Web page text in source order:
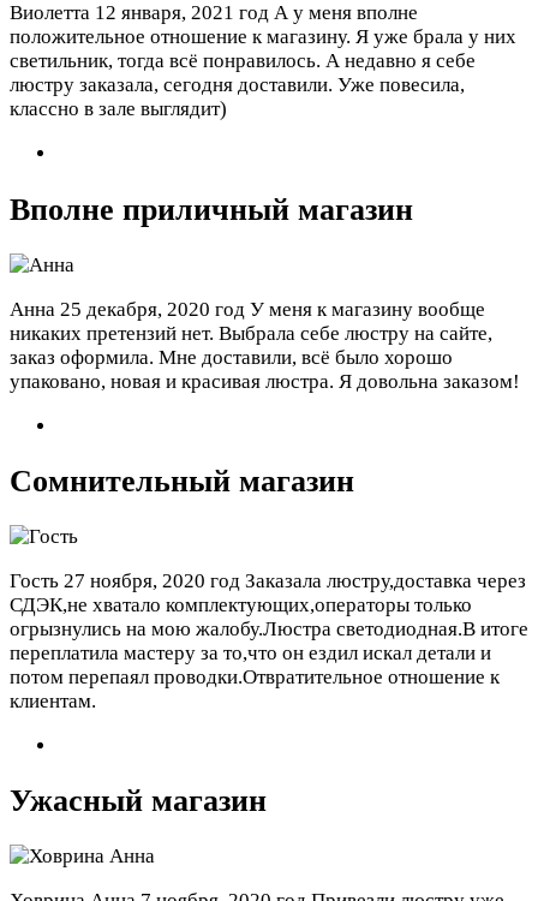
Виолетта 12 января, 2021 год А у меня вполне
положительное отношение к магазину. Я уже брала у них
светильник, тогда всё понравилось. А недавно я себе
люстру заказала, сегодня доставили. Уже повесила,
классно в зале выглядит)
Вполне приличный магазин
Анна 25 декабря, 2020 год У меня к магазину вообще
никаких претензий нет. Выбрала себе люстру на сайте,
заказ оформила. Мне доставили, всё было хорошо
упаковано, новая и красивая люстра. Я довольна заказом!
Сомнительный магазин
Гость 27 ноября, 2020 год Заказала люстру,доставка через
СДЭК,не хватало комплектующих,операторы только
огрызнулись на мою жалобу.Люстра светодиодная.В итоге
переплатила мастеру за то,что он ездил искал детали и
потом перепаял проводки.Отвратительное отношение к
клиентам.
Ужасный магазин